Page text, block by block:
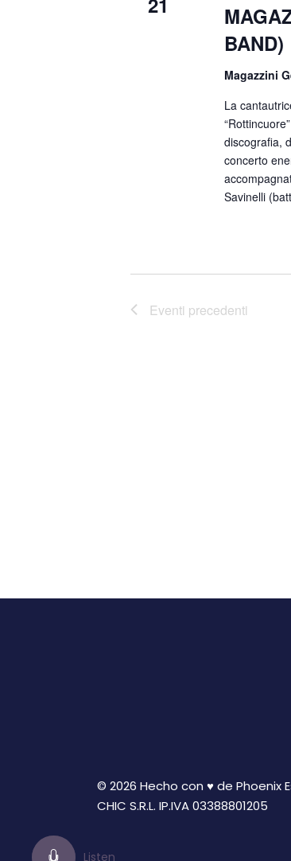
Listen
BAND)
Magazzini
La
discografia,
concerto
Savinelli
Eventi precedenti
© 2026 Hecho con ♥ de Phoenix
CHIC S.R.L. IP.IVA 03388801205